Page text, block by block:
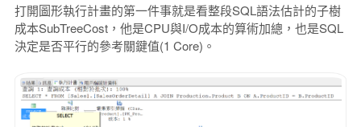
打開圖形執行計畫的第一件事就是看整段SQL語法估計的子樹
成本SubTreeCost，他是CPU與I/O成本的算術加總，也是SQL
決定是否平行的參考關鍵值(1 Core)。